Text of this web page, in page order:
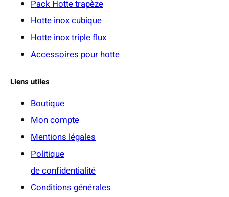
Pack Hotte trapèze
Hotte inox cubique
Hotte inox triple flux
Accessoires pour hotte
Liens utiles
Boutique
Mon compte
Mentions légales
Politique
de confidentialité
Conditions générales